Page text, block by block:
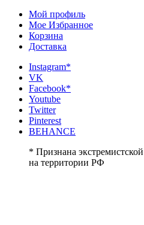
Мой профиль
Мое Избранное
Корзина
Доставка
Instagram*
VK
Facebook*
Youtube
Twitter
Pinterest
BEHANCE
* Признана
на территории РФ